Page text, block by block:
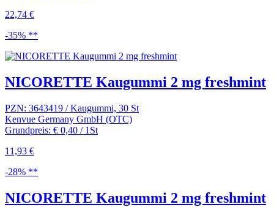
22,74 €
-35% **
NICORETTE Kaugummi 2 mg freshmint
PZN: 3643419 / Kaugummi, 30 St
Kenvue Germany GmbH (OTC)
Grundpreis: € 0,40 / 1St
11,93 €
-28% **
NICORETTE Kaugummi 2 mg freshmint